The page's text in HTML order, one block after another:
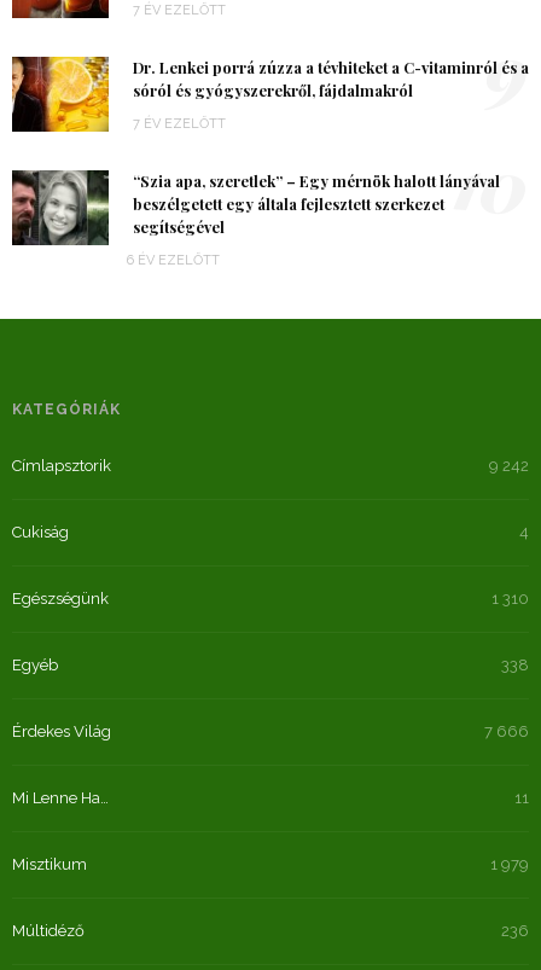
7 ÉV EZELŐTT
Dr. Lenkei porrá zúzza a tévhiteket a C-vitaminról és a
sóról és gyógyszerekről, fájdalmakról
7 ÉV EZELŐTT
9
“Szia apa, szeretlek” – Egy mérnök halott lányával
beszélgetett egy általa fejlesztett szerkezet
segítségével
6 ÉV EZELŐTT
10
KATEGÓRIÁK
Címlapsztorik 9 242
Cukiság 4
Egészségünk 1 310
Egyéb 338
Érdekes Világ 7 666
Mi Lenne Ha… 11
Misztikum 1 979
Múltidéző 236